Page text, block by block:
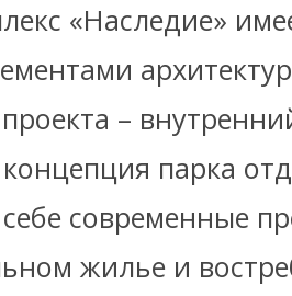
«Наследие»
–
парка
современные
жилье и